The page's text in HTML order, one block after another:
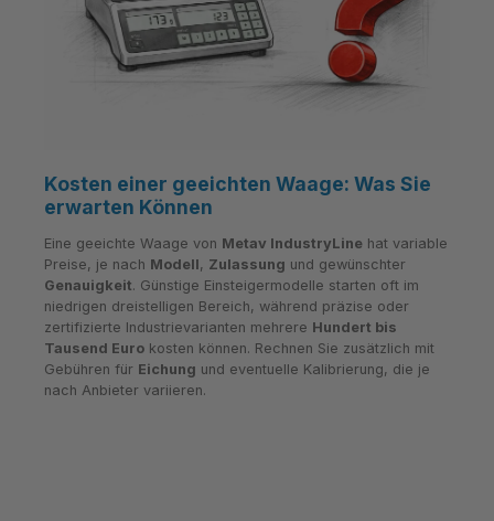
Kosten einer geeichten Waage: Was Sie
erwarten Können
Eine geeichte Waage von Metav IndustryLine hat variable
Preise, je nach Modell, Zulassung und gewünschter
Genauigkeit. Günstige Einsteigermodelle starten oft im
niedrigen dreistelligen Bereich, während präzise oder
zertifizierte Industrievarianten mehrere Hundert bis
Tausend Euro kosten können. Rechnen Sie zusätzlich mit
Gebühren für Eichung und eventuelle Kalibrierung, die je
nach Anbieter variieren.